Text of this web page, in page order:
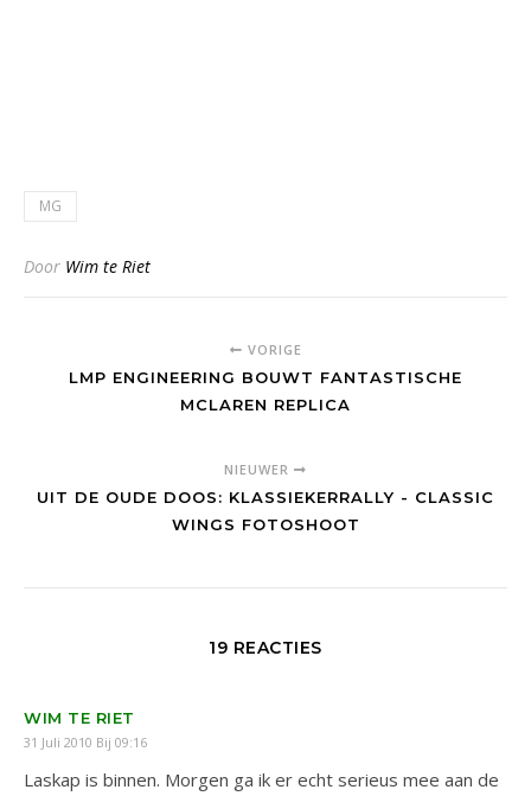
MG
Door Wim te Riet
VORIGE
LMP ENGINEERING BOUWT FANTASTISCHE
MCLAREN REPLICA
NIEUWER
UIT DE OUDE DOOS: KLASSIEKERRALLY - CLASSIC
WINGS FOTOSHOOT
19 REACTIES
WIM TE RIET
31 Juli 2010 Bij 09:16
Laskap is binnen. Morgen ga ik er echt serieus mee aan de